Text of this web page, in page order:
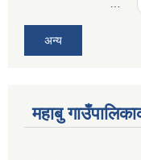
अन्य
महाबु